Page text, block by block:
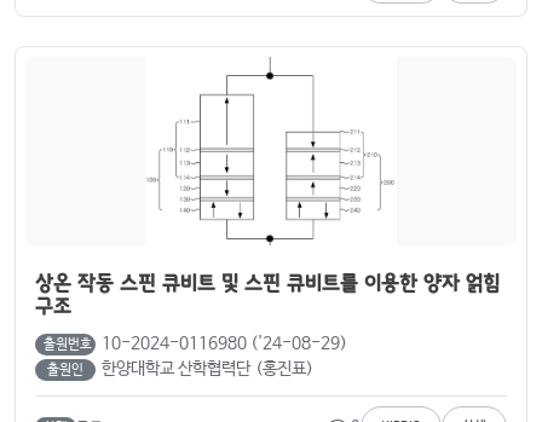
상온 작동 스핀 큐비트 및 스핀 큐비트를 이용한 양자 얽힘
구조
출원번호 10-2024-0116980 ('24-08-29)
출원인 한양대학교 산학협력단 (홍진표)